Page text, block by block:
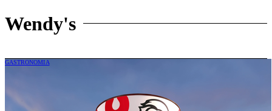
Wendy's
GASTRONOMIA
KFC zmienia oblicze. Nowe logo i smaki
w menu